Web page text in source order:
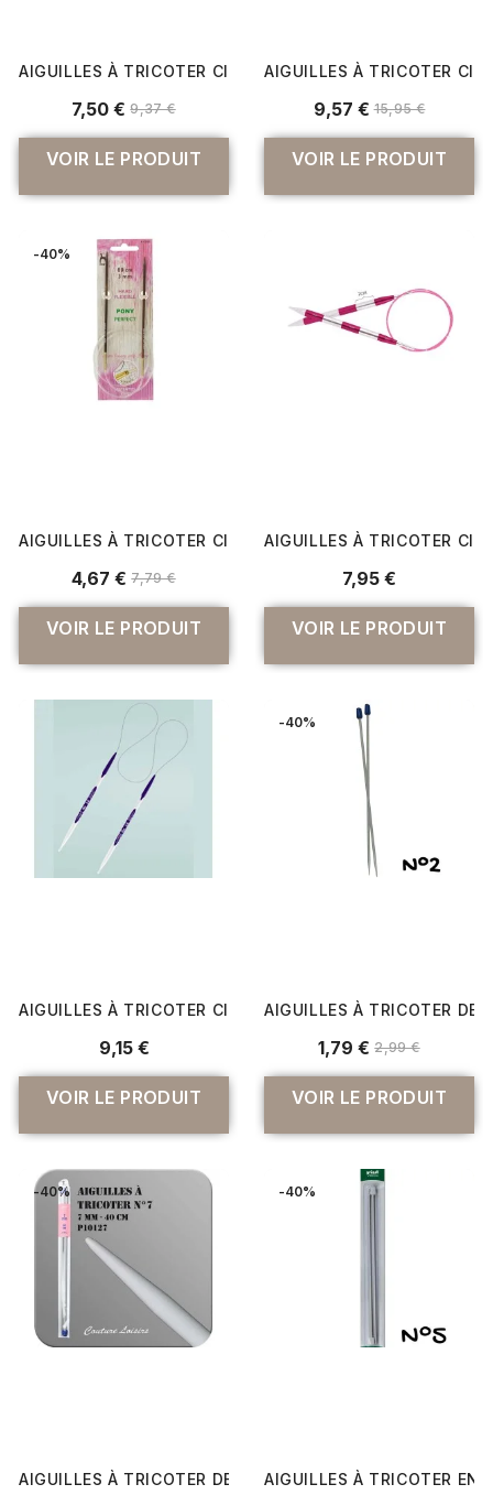
AIGUILLES À TRICOTER CIRCULAIRES FIXE 60CM EN
7,50 € 9,37 €
VOIR LE PRODUIT
AIGUILLES À TRICOTER
9,57 € 15,95 €
VOIR LE PRODUIT
-40%
AIGUILLES À TRICOTER CIRCULAIRES FIXES 80 CM BOIS
4,67 € 7,79 €
VOIR LE PRODUIT
AIGUILLES À TRICOTER
7,95 €
VOIR LE PRODUIT
AIGUILLES À TRICOTER CIRCULAIRES PRYM
9,15 €
VOIR LE PRODUIT
-40%
AIGUILLES À TRICOTER
1,79 € 2,99 €
VOIR LE PRODUIT
-40%
AIGUILLES À TRICOTER DE 40CM EN PLASTIQUE N°6,5 À
-40%
AIGUILLES À TRICOTER